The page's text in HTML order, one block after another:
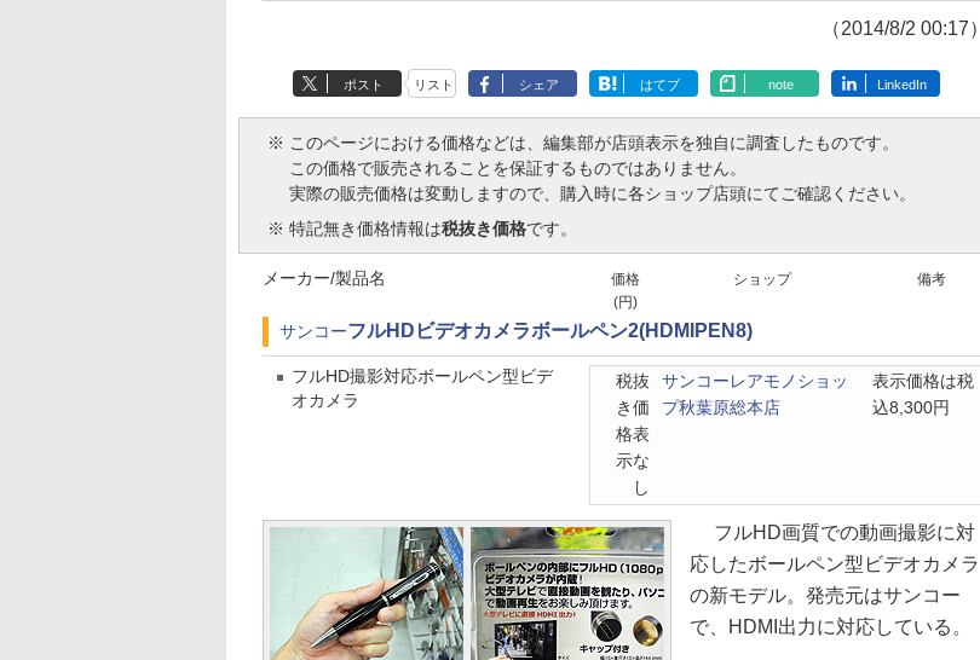
（2014/8/2 00:17）
ポスト リスト シェア はてブ note LinkedIn
※ このページにおける価格などは、編集部が店頭表示を独自に調査したものです。
この価格で販売されることを保証するものではありません。
実際の販売価格は変動しますので、購入時に各ショップ店頭にてご確認ください。
※ 特記無き価格情報は税抜き価格です。
価格
(円)
ショップ 備考
メーカー/製品名
サンコーフルHDビデオカメラボールペン2(HDMIPEN8)
フルHD撮影対応ボールペン型ビデ
オカメラ
税抜
き価
格表
示な
し
サンコーレアモノショッ
プ秋葉原総本店
表示価格は税
込8,300円
フルHD画質での動画撮影に対
応したボールペン型ビデオカメラ
の新モデル。発売元はサンコー
で、HDMI出力に対応している。